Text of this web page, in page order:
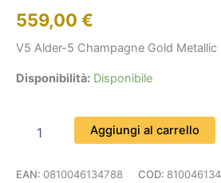
559,00 €
V5 Alder-5 Champagne Gold Metallic
Disponibilità: Disponibile
Aggiungi al carrello
EAN: 0810046134788 COD: